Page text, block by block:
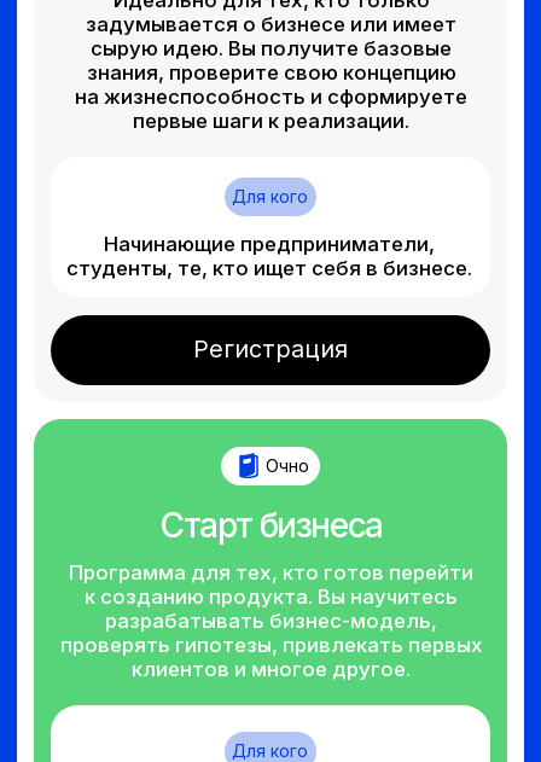
Для кого
Начинающие предприниматели,
команды на ранней стадии проекта.
Рост бизнеса
Для действующих предпринимателей,
желающих вывести свой бизнес на новый
уровень. Фокус на стратегическом
и расширении рынков сбыта.
Владельцы малого и среднего
росту.
Узнать подробнее
Очно
Ближайшие